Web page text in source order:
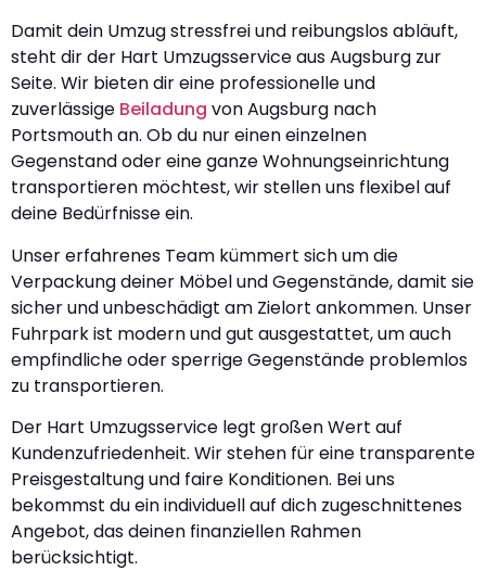
Damit dein Umzug stressfrei und reibungslos abläuft,
steht dir der Hart Umzugsservice aus Augsburg zur
Seite. Wir bieten dir eine professionelle und
zuverlässige Beiladung von Augsburg nach
Portsmouth an. Ob du nur einen einzelnen
Gegenstand oder eine ganze Wohnungseinrichtung
transportieren möchtest, wir stellen uns flexibel auf
deine Bedürfnisse ein.
Unser erfahrenes Team kümmert sich um die
Verpackung deiner Möbel und Gegenstände, damit sie
sicher und unbeschädigt am Zielort ankommen. Unser
Fuhrpark ist modern und gut ausgestattet, um auch
empfindliche oder sperrige Gegenstände problemlos
zu transportieren.
Der Hart Umzugsservice legt großen Wert auf
Kundenzufriedenheit. Wir stehen für eine transparente
Preisgestaltung und faire Konditionen. Bei uns
bekommst du ein individuell auf dich zugeschnittenes
Angebot, das deinen finanziellen Rahmen
berücksichtigt.